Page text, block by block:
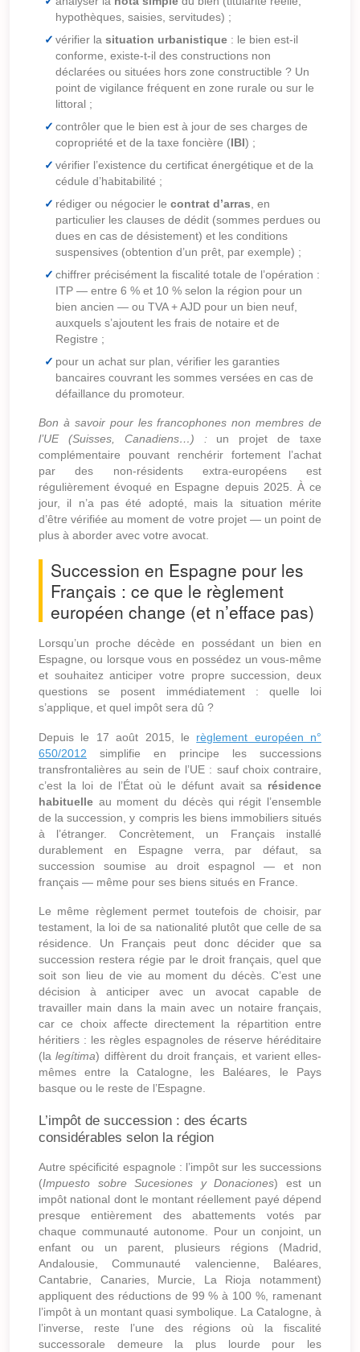
hypothèques, saisies, servitudes) ;
vérifier la situation urbanistique : le bien est-il
conforme, existe-t-il des constructions non
déclarées ou situées hors zone constructible ? Un
point de vigilance fréquent en zone rurale ou sur le
littoral ;
contrôler que le bien est à jour de ses charges de
copropriété et de la taxe foncière (IBI) ;
vérifier l’existence du certificat énergétique et de la
cédule d’habitabilité ;
rédiger ou négocier le contrat d’arras , en
particulier les clauses de dédit (sommes perdues ou
dues en cas de désistement) et les conditions
suspensives (obtention d’un prêt, par exemple) ;
chiffrer précisément la fiscalité totale de l’opération :
ITP — entre 6 % et 10 % selon la région pour un
bien ancien — ou TVA + AJD pour un bien neuf,
auxquels s’ajoutent les frais de notaire et de
Registre ;
pour un achat sur plan, vérifier les garanties
bancaires couvrant les sommes versées en cas de
défaillance du promoteur.
Bon à savoir pour les francophones non membres de
l’UE (Suisses, Canadiens…) :un projet de taxe
complémentaire pouvant renchérir fortement l’achat
par des non-résidents extra-européens est
régulièrement évoqué en Espagne depuis 2025. À ce
jour, il n’a pas été adopté, mais la situation mérite
d’être vérifiée au moment de votre projet — un point de
plus à aborder avec votre avocat.
Succession en Espagne pour les
Français : ce que le règlement
européen change (et n’efface pas)
Lorsqu’un proche décède en possédant un bien en
Espagne, ou lorsque vous en possédez un vous-même
et souhaitez anticiper votre propre succession, deux
questions se posent immédiatement : quelle loi
s’applique, et quel impôt sera dû ?
Depuis le 17 août 2015, le règlement européen n°
650/2012 simplifie en principe les successions
transfrontalières au sein de l’UE : sauf choix contraire,
c’est la loi de l’État où le défunt avait sa résidence
habituelle au moment du décès qui régit l’ensemble
de la succession, y compris les biens immobiliers situés
à l’étranger. Concrètement, un Français installé
durablement en Espagne verra, par défaut, sa
succession soumise au droit espagnol — et non
français — même pour ses biens situés en France.
Le même règlement permet toutefois de choisir, par
testament, la loi de sa nationalité plutôt que celle de sa
résidence. Un Français peut donc décider que sa
succession restera régie par le droit français, quel que
soit son lieu de vie au moment du décès. C’est une
décision à anticiper avec un avocat capable de
travailler main dans la main avec un notaire français,
car ce choix affecte directement la répartition entre
héritiers : les règles espagnoles de réserve héréditaire
(lalegítima) diffèrent du droit français, et varient elles-
mêmes entre la Catalogne, les Baléares, le Pays
basque ou le reste de l’Espagne.
L’impôt de succession : des écarts
considérables selon la région
Autre spécificité espagnole : l’impôt sur les successions
(Impuesto sobre Sucesiones y Donaciones) est un
impôt national dont le montant réellement payé dépend
presque entièrement des abattements votés par
chaque communauté autonome. Pour un conjoint, un
enfant ou un parent, plusieurs régions (Madrid,
Andalousie, Communauté valencienne, Baléares,
Cantabrie, Canaries, Murcie, La Rioja notamment)
appliquent des réductions de 99 % à 100 %, ramenant
l’impôt à un montant quasi symbolique. La Catalogne, à
l’inverse, reste l’une des régions où la fiscalité
successorale demeure la plus lourde pour les